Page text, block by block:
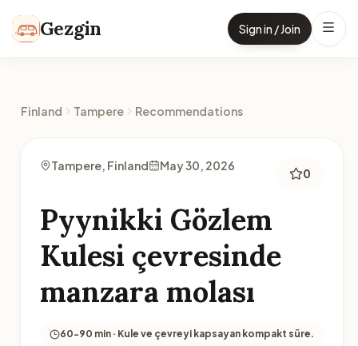
Gezgin Sign in / Join
Finland Tampere Recommendations
Tampere, Finland May 30, 2026
0
Pyynikki Gözlem
Kulesi çevresinde
manzara molası
60-90 min · Kule ve çevreyi kapsayan kompakt süre.